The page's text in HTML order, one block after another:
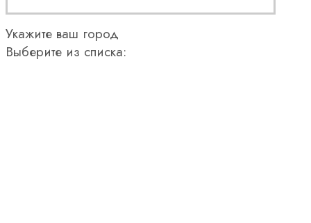
Укажите ваш город
Выберите из списка: